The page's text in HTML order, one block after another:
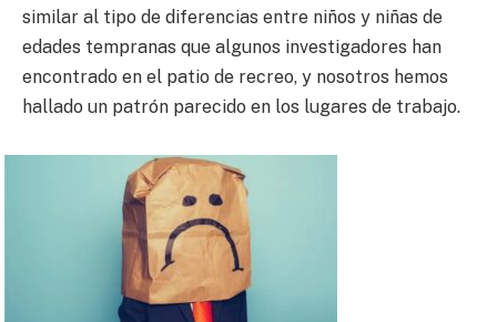
similar al tipo de diferencias entre niños y niñas de
edades tempranas que algunos investigadores han
encontrado en el patio de recreo, y nosotros hemos
hallado un patrón parecido en los lugares de trabajo.